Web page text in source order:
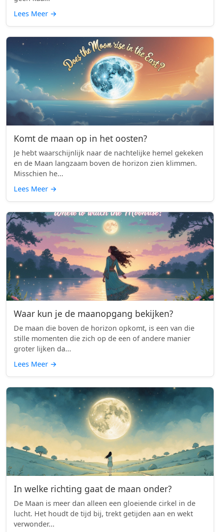
Lees Meer →
Komt de maan op in het oosten?
Je hebt waarschijnlijk naar de nachtelijke hemel gekeken
en de Maan langzaam boven de horizon zien klimmen.
Misschien he...
Lees Meer →
Waar kun je de maanopgang bekijken?
De maan die boven de horizon opkomt, is een van die
stille momenten die zich op de een of andere manier
groter lijken da...
Lees Meer →
In welke richting gaat de maan onder?
De Maan is meer dan alleen een gloeiende cirkel in de
lucht. Het houdt de tijd bij, trekt getijden aan en wekt
verwonder...